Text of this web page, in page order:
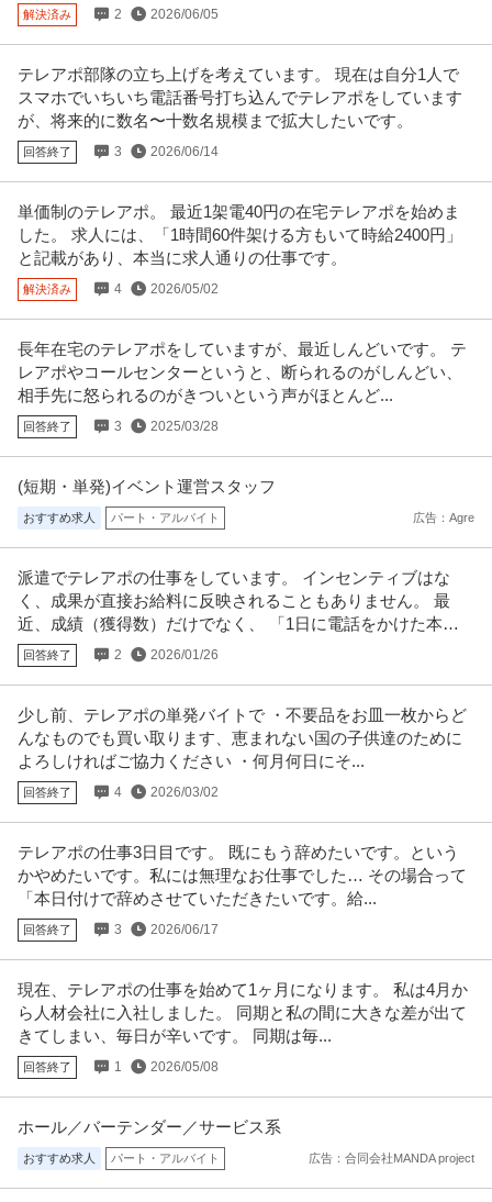
解決済み 2 2026/06/05
テレアポ部隊の立ち上げを考えています。 現在は自分1人で
スマホでいちいち電話番号打ち込んでテレアポをしています
が、将来的に数名〜十数名規模まで拡大したいです。
回答終了 3 2026/06/14
単価制のテレアポ。 最近1架電40円の在宅テレアポを始めま
した。 求人には、「1時間60件架ける方もいて時給2400円」
と記載があり、本当に求人通りの仕事です。
解決済み 4 2026/05/02
長年在宅のテレアポをしていますが、最近しんどいです。 テ
レアポやコールセンターというと、断られるのがしんどい、
相手先に怒られるのがきついという声がほとんど...
回答終了 3 2025/03/28
(短期・単発)イベント運営スタッフ
おすすめ求人 パート・アルバイト 広告：Agre
派遣でテレアポの仕事をしています。 インセンティブはな
く、成果が直接お給料に反映されることもありません。 最
近、成績（獲得数）だけでなく、 「1日に電話をかけた本
数」まで
回答終了 2 2026/01/26
少し前、テレアポの単発バイトで ・不要品をお皿一枚からど
んなものでも買い取ります、恵まれない国の子供達のために
よろしければご協力ください ・何月何日にそ...
回答終了 4 2026/03/02
テレアポの仕事3日目です。 既にもう辞めたいです。という
かやめたいです。私には無理なお仕事でした… その場合って
「本日付けで辞めさせていただきたいです。給...
回答終了 3 2026/06/17
現在、テレアポの仕事を始めて1ヶ月になります。 私は4月か
ら人材会社に入社しました。 同期と私の間に大きな差が出て
きてしまい、毎日が辛いです。 同期は毎...
回答終了 1 2026/05/08
ホール／バーテンダー／サービス系
おすすめ求人 パート・アルバイト 広告：合同会社MANDA project